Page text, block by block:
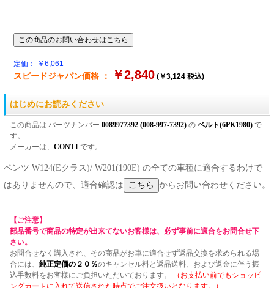
定価： ￥6,061
スピードジャパン価格 ： ￥2,840 (￥3,124 税込)
はじめにお読みください
この商品は パーツナンバー 0089977392 (008-997-7392) の ベルト(6PK1980) で
す。
メーカーは、 CONTI です。
ベンツ W124(Eクラス)/ W201(190E) の全ての車種に適合するわけで
はありませんので、適合確認は
からお問い合わせください。
【ご注意】
部品番号で商品の特定が出来てないお客様は、必ず事前に適合をお問合せ下
さい。
お問合せなく購入され、その商品がお車に適合せず返品交換を求められる場
合には、 純正定価の２０％のキャンセル料と返品送料、および返金に伴う振
込手数料をお客様にご負担いただいております。
（お支払い前でもショッピ
ングカートに入れて送信された時点でご注文扱いとなります。）